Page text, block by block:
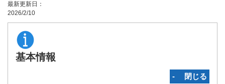
最新更新日：
2026/2/10
基本情報
‐ 閉じる